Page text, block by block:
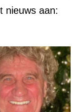
nieuws aan: